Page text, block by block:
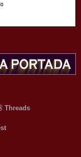
Threads